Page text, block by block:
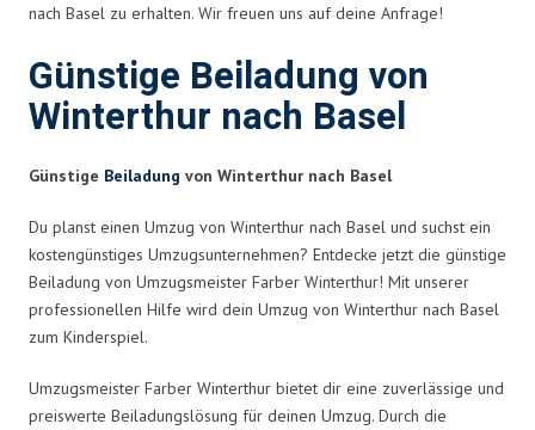
nach Basel zu erhalten. Wir freuen uns auf deine Anfrage!
Günstige Beiladung von
Winterthur nach Basel
Günstige Beiladung von Winterthur nach Basel
Du planst einen Umzug von Winterthur nach Basel und suchst ein
kostengünstiges Umzugsunternehmen? Entdecke jetzt die günstige
Beiladung von Umzugsmeister Farber Winterthur! Mit unserer
professionellen Hilfe wird dein Umzug von Winterthur nach Basel
zum Kinderspiel.
Umzugsmeister Farber Winterthur bietet dir eine zuverlässige und
preiswerte Beiladungslösung für deinen Umzug. Durch die